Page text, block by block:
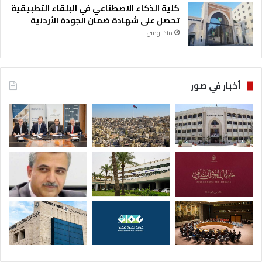
كلية الذكاء الاصطناعي في البلقاء التطبيقية
تحصل على شهادة ضمان الجودة الأردنية
منذ يومين
أخبار في صور